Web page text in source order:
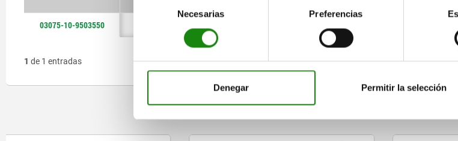
de
consentimiento
Necesarias Preferencias
Denegar Permitir la selección
03075-10-9503550
1 de 1 entradas AMPLIAR TABLA
Otros clientes